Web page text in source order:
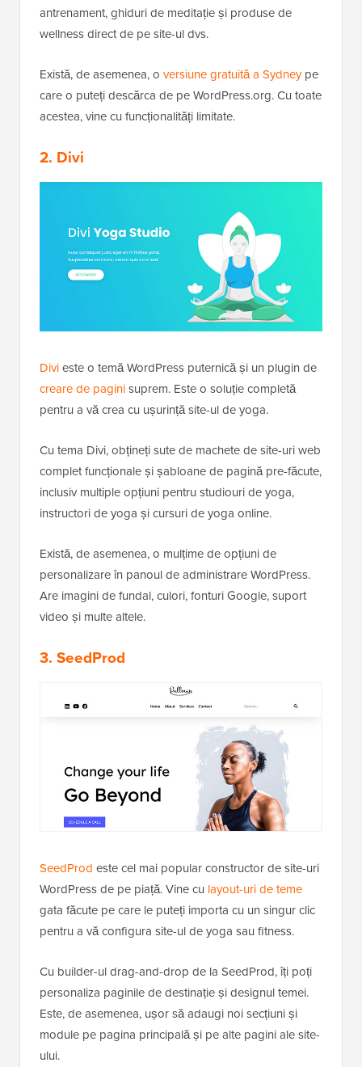
antrenament, ghiduri de meditație și produse de
wellness direct de pe site-ul dvs.
Există, de asemenea, o versiune gratuită a Sydneype
care o puteți descărca de pe WordPress.org. Cu toate
acestea, vine cu funcționalități limitate.
2. Divi
Divieste o temă WordPress puternică și un plugin de
creare de paginisuprem. Este o soluție completă
pentru a vă crea cu ușurință site-ul de yoga.
Cu tema Divi, obțineți sute de machete de site-uri web
complet funcționale și șabloane de pagină pre-făcute,
inclusiv multiple opțiuni pentru studiouri de yoga,
instructori de yoga și cursuri de yoga online.
Există, de asemenea, o mulțime de opțiuni de
personalizare în panoul de administrare WordPress.
Are imagini de fundal, culori, fonturi Google, suport
video și multe altele.
3. SeedProd
SeedProd este cel mai popular constructor de site-uri
WordPress de pe piață. Vine cu layout-uri de teme
gata făcute pe care le puteți importa cu un singur clic
pentru a vă configura site-ul de yoga sau fitness.
Cu builder-ul drag-and-drop de la SeedProd, îți poți
personaliza paginile de destinație și designul temei.
Este, de asemenea, ușor să adaugi noi secțiuni și
module pe pagina principală și pe alte pagini ale site-
ului.